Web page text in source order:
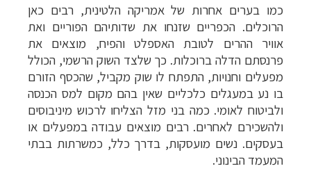
כמו בערים אחרות של אמריקה הלטינית, רבים כאן
הרוכלים. הכפרייםשזנחו את שדותיהם הפוריים ואת
אוויר ההרים לטובת האספלט והפיח, מוצאים את
פרנסתם הדלה ברוכלות. כך שלצד השוק הרשמי, הכולל
מפעלים וחנויות, התפתח לו שוק מקביל,שהכסף הזורם
בו נע במעגלים כלכליים שאין בהם מקום למס הכנסה
ולביטוח לאומי. כמה בני מזל הצליחו לרכוש מיניבוסים
ולהשכירם לאחרים. רבים מוצאים עבודה במפעלים או
בעסקים. נשים מועסקות, בדרך כלל, כמשרתות בבתי
המעמד הבינוני.